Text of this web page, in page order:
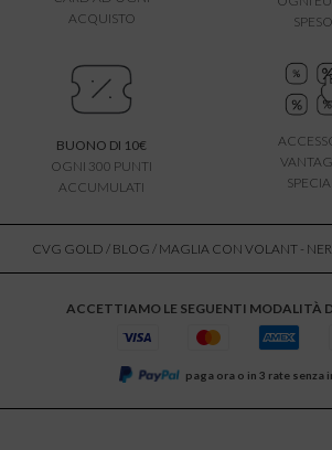
ACQUISTO
SPESO
BUONO DI 10€
OGNI 300 PUNTI
ACCUMULATI
CVG GOLD / BLOG / MAGLIA CON VOLANT -
ACCETTIAMO LE SEGUENTI MODALITÀ
paga ora o in 3 rate senza